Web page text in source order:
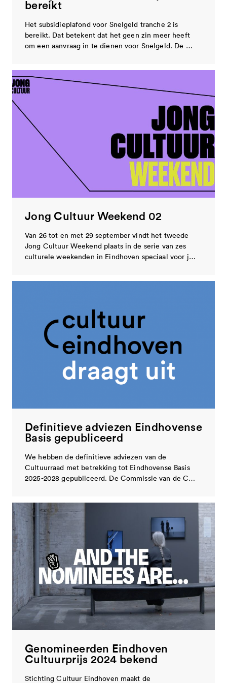
bereikt
Het subsidieplafond voor Snelgeld tranche 2 is
bereikt. Dat betekent dat het geen zin meer heeft
om een aanvraag in te dienen voor Snelgeld. De …
Jong Cultuur Weekend 02
Van 26 tot en met 29 september vindt het tweede
Jong Cultuur Weekend plaats in de serie van zes
culturele weekenden in Eindhoven speciaal voor j…
Definitieve adviezen Eindhovense
Basis gepubliceerd
We hebben de definitieve adviezen van de
Cultuurraad met betrekking tot Eindhovense Basis
2025-2028 gepubliceerd. De Commissie van de C…
Genomineerden Eindhoven
Cultuurprijs 2024 bekend
Stichting Cultuur Eindhoven maakt de